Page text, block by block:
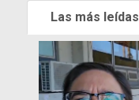
Las más leídas